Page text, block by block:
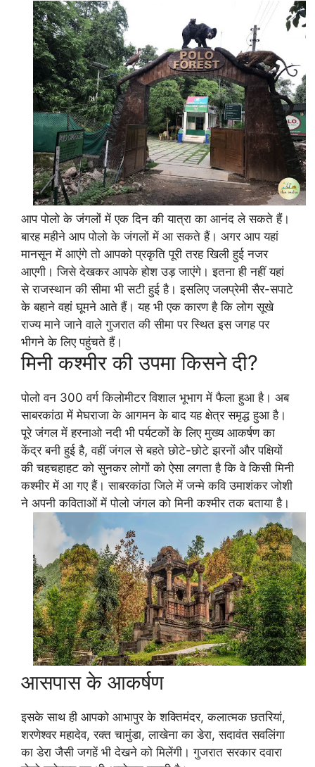
आप पोलो के जंगलों में एक दिन की यात्रा का आनंद ले सकते हैं।
बारह महीने आप पोलो के जंगलों में आ सकते हैं। अगर आप यहां
मानसून में आएंगे तो आपको प्रकृति पूरी तरह खिली हुई नजर
आएगी। जिसे देखकर आपके होश उड़ जाएंगे। इतना ही नहीं यहां
से राजस्थान की सीमा भी सटी हुई है। इसलिए जलप्रेमी सैर-सपाटे
के बहाने वहां घूमने आते हैं। यह भी एक कारण है कि लोग सूखे
राज्य माने जाने वाले गुजरात की सीमा पर स्थित इस जगह पर
भीगने के लिए पहुंचते हैं।
मिनी कश्मीर की उपमा किसने दी?
पोलो वन 300 वर्ग किलोमीटर विशाल भूभाग में फैला हुआ है। अब
साबरकांठा में मेघराजा के आगमन के बाद यह क्षेत्र समृद्ध हुआ है।
पूरे जंगल में हरनाओ नदी भी पर्यटकों के लिए मुख्य आकर्षण का
केंद्र बनी हुई है, वहीं जंगल से बहते छोटे-छोटे झरनों और पक्षियों
की चहचहाहट को सुनकर लोगों को ऐसा लगता है कि वे किसी मिनी
कश्मीर में आ गए हैं। साबरकांठा जिले में जन्मे कवि उमाशंकर जोशी
ने अपनी कविताओं में पोलो जंगल को मिनी कश्मीर तक बताया है।
आसपास के आकर्षण
इसके साथ ही आपको आभापुर के शक्तिमंदर, कलात्मक छतरियां,
शरणेश्वर महादेव, रक्त चामुंडा, लाखेना का डेरा, सदावंत सवलिंगा
का डेरा जैसी जगहें भी देखने को मिलेंगी। गुजरात सरकार दवारा